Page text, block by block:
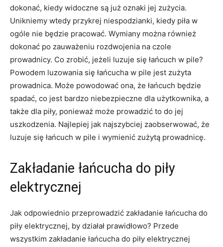
dokonać, kiedy widoczne są już oznaki jej zużycia.
Unikniemy wtedy przykrej niespodzianki, kiedy piła w
ogóle nie będzie pracować. Wymiany można również
dokonać po zauważeniu rozdwojenia na czole
prowadnicy. Co zrobić, jeżeli luzuje się łańcuch w pile?
Powodem luzowania się łańcucha w pile jest zużyta
prowadnica. Może powodować ona, że łańcuch będzie
spadać, co jest bardzo niebezpieczne dla użytkownika, a
także dla piły, ponieważ może prowadzić to do jej
uszkodzenia. Najlepiej jak najszybciej zaobserwować, że
luzuje się łańcuch w pile i wymienić zużytą prowadnicę.
Zakładanie łańcucha do piły
elektrycznej
Jak odpowiednio przeprowadzić zakładanie łańcucha do
piły elektrycznej, by działał prawidłowo? Przede
wszystkim zakładanie łańcucha do piły elektrycznej